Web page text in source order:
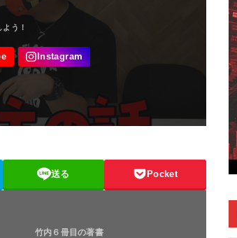
送る Pocket
竹内６冊目の著書